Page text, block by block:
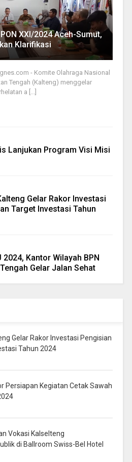
XXI/2024 Aceh-Sumut,
Klarifikasi
- Komite Olahraga Nasional
Tengah (Kalteng) menggelar
a [...]
Lanjukan Program Visi Misi
Gelar Rakor Investasi
Target Investasi Tahun
2024, Kantor Wilayah BPN
Gelar Jalan Sehat
Gelar Rakor Investasi Pengisian
Tahun 2024
Persiapan Kegiatan Cetak Sawah
Vokasi Kalselteng
di Ballroom Swiss-Bel Hotel